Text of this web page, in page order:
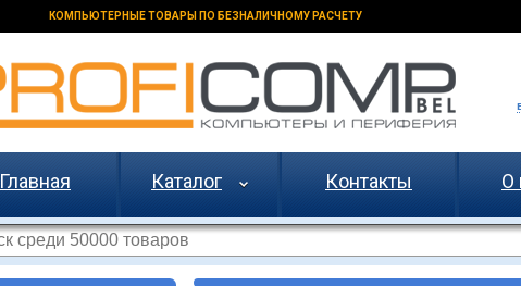
КОМПЬЮТЕРНЫЕ ТОВАРЫ ПО БЕЗНАЛИЧНОМУ РАСЧЕТУ
Главная Каталог Контакты О